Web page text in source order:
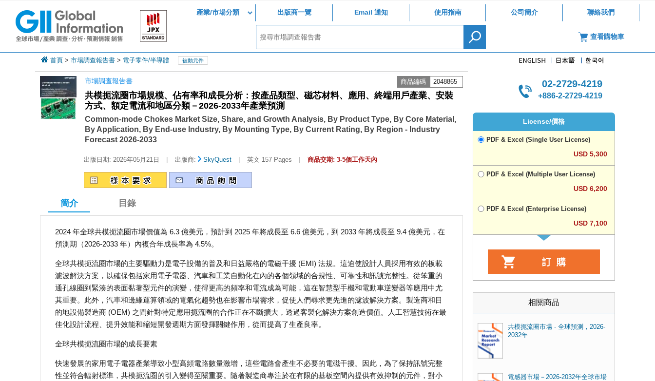
產業/市場分類 出版商一覽 Email 通知 使用指南 公司簡介 聯絡我們
查看購物車
首頁 > 市場調查報告書 > 電子零件/半導體 被動元件
市場調查報告書 商品編碼 2048865
共模扼流圈市場規模、佔有率和成長分析：按產品類型、磁芯材料、應用、終端用戶產業、安裝
方式、額定電流和地區分類－2026-2033年產業預測
Common-mode Chokes Market Size, Share, and Growth Analysis, By Product Type, By Core Material,
By Application, By End-use Industry, By Mounting Type, By Current Rating, By Region - Industry
Forecast 2026-2033
出版日期: 2026年05月21日 | 出版商: SkyQuest | 英文 157 Pages | 商品交期: 3-5個工作天內
簡介 目錄
2024 年全球共模扼流圈市場價值為 6.3 億美元，預計到 2025 年將成長至 6.6 億美元，到 2033 年將成長至 9.4 億美元，在
預測期（2026-2033 年）內複合年成長率為 4.5%。
全球共模扼流圈市場的主要驅動力是電子設備的普及和日益嚴格的電磁干擾 (EMI) 法規。這迫使設計人員採用有效的板載
濾波解決方案，以確保包括家用電子電器、汽車和工業自動化在內的各個領域的合規性、可靠性和訊號完整性。從笨重的
通孔線圈到緊湊的表面黏著型元件的演變，使得更高的頻率和電流成為可能，這在智慧型手機和電動車逆變器等應用中尤
其重要。此外，汽車和邊緣運算領域的電氣化趨勢也在影響市場需求，促使人們尋求更先進的濾波解決方案。製造商和目
的地設備製造商 (OEM) 之間針對特定應用扼流圈的合作正在不斷擴大，透過客製化解決方案創造價值。人工智慧技術在最
佳化設計流程、提升效能和縮短開發週期方面發揮關鍵作用，從而提高了生產良率。
全球共模扼流圈市場的成長要素
快速發展的家用電子電器產業導致小型高頻電路數量激增，這些電路會產生不必要的電磁干擾。因此，為了保持訊號完整
性並符合輻射標準，共模扼流圈的引入變得至關重要。隨著製造商專注於在有限的基板空間內提供有效抑制的元件，對小
02-2729-4219
+886-2-2729-4219
License/價格
PDF & Excel (Single User License)
USD 5,300
PDF & Excel (Multiple User License)
USD 6,200
PDF & Excel (Enterprise License)
USD 7,100
相關商品
共模扼流圈市場 - 全球預測，2026-
2032年
電感器市場－2026-2032年全球市場